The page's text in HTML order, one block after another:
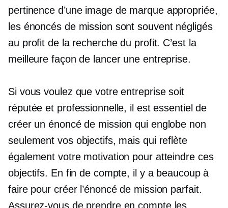
pertinence d’une image de marque appropriée,
les énoncés de mission sont souvent négligés
au profit de la recherche du profit. C’est la
meilleure façon de lancer une entreprise.
Si vous voulez que votre entreprise soit
réputée et professionnelle, il est essentiel de
créer un énoncé de mission qui englobe non
seulement vos objectifs, mais qui reflète
également votre motivation pour atteindre ces
objectifs. En fin de compte, il y a beaucoup à
faire pour créer l’énoncé de mission parfait.
Assurez-vous de prendre en compte les